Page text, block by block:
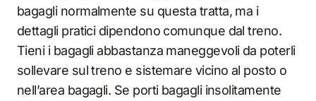
bagagli normalmente su questa tratta, ma i
dettagli pratici dipendono comunque dal treno.
Tieni i bagagli abbastanza maneggevoli da poterli
sollevare sul treno e sistemare vicino al posto o
nell’area bagagli. Se porti bagagli insolitamente